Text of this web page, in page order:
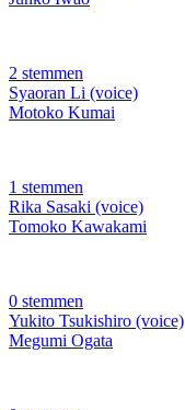
2 stemmen
Syaoran Li (voice)
Motoko Kumai
1 stemmen
Rika Sasaki (voice)
Tomoko Kawakami
0 stemmen
Yukito Tsukishiro (voice)
Megumi Ogata